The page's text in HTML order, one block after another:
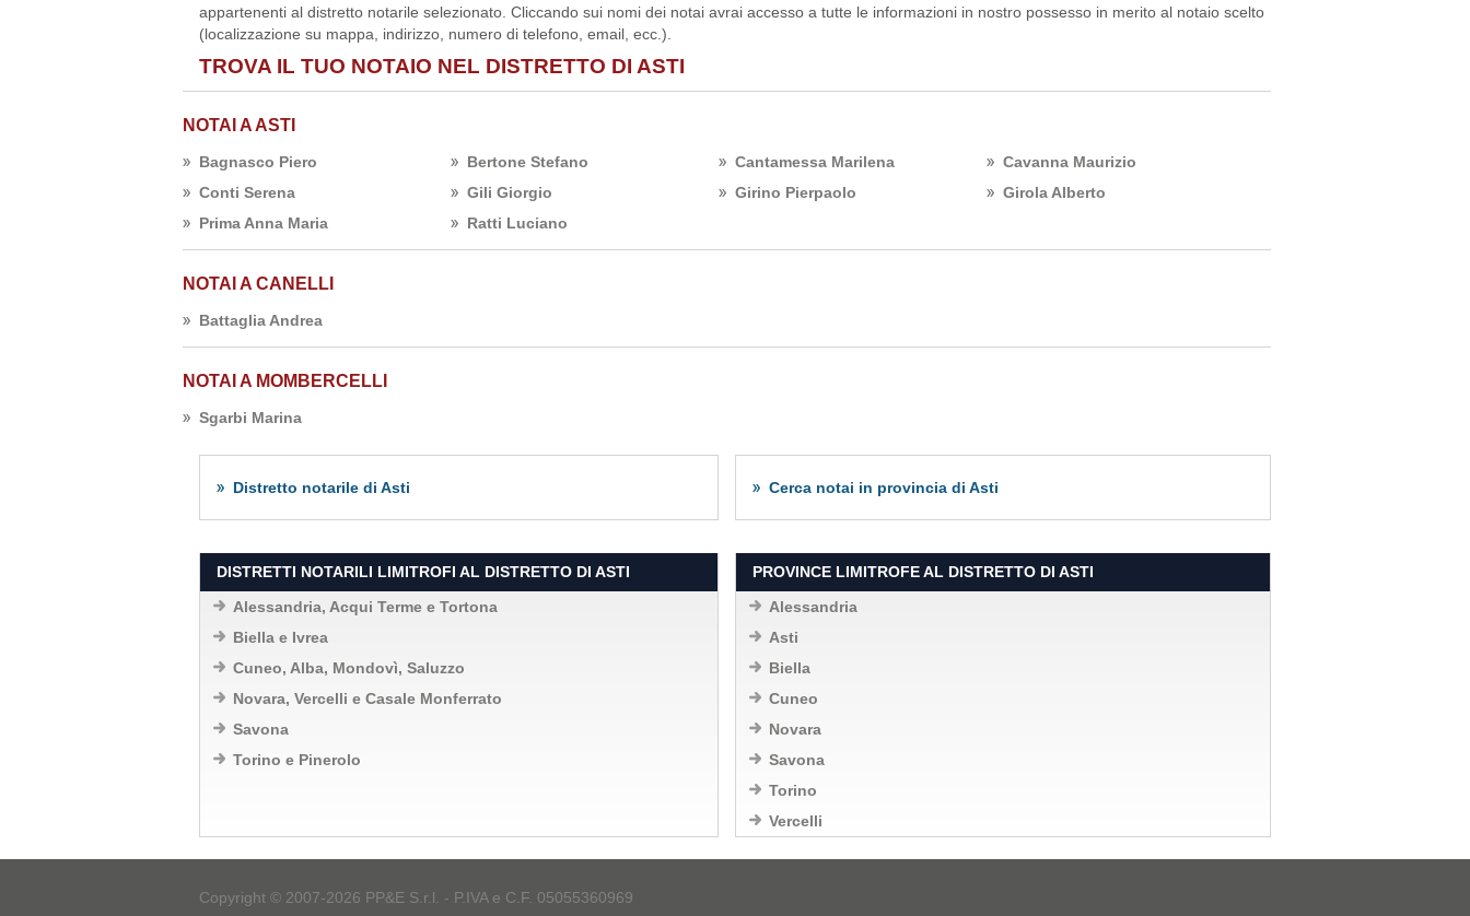
appartenenti al distretto notarile selezionato. Cliccando sui nomi dei notai avrai accesso a tutte le informazioni in nostro possesso in merito al notaio scelto
(localizzazione su mappa, indirizzo, numero di telefono, email, ecc.).
TROVA IL TUO NOTAIO NEL DISTRETTO DI ASTI
NOTAI A ASTI
Bagnasco Piero Bertone Stefano Cantamessa Marilena
Cavanna Maurizio
Conti Serena
Gili Giorgio Girino Pierpaolo
Girola Alberto
Prima Anna Maria
Ratti Luciano
NOTAI A CANELLI
Battaglia Andrea
NOTAI A MOMBERCELLI
Sgarbi Marina
Distretto notarile di Asti Cerca notai in provincia di Asti
DISTRETTI NOTARILI LIMITROFI AL DISTRETTO DI ASTI
Alessandria, Acqui Terme e Tortona
Biella e Ivrea
Cuneo, Alba, Mondovì, Saluzzo
Novara, Vercelli e Casale Monferrato
Savona
Torino e Pinerolo
PROVINCE LIMITROFE AL DISTRETTO DI ASTI
Alessandria
Asti
Biella
Cuneo
Novara
Savona
Torino
Vercelli
Copyright © 2007-2026 PP&E S.r.l. - P.IVA e C.F. 05055360969